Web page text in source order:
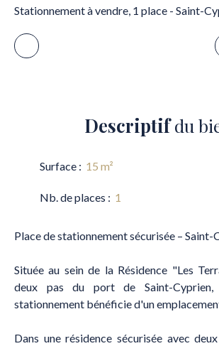
Stationnement à vendre, 1 place - Saint-
Descriptifdu
Surface : 15 m²
Nb. de places : 1
Place de stationnement sécurisée – Saint-
Située au sein de la Résidence "Les
deux pas du port de Saint-
stationnement bénéficie d'un
Dans une résidence sécurisée avec